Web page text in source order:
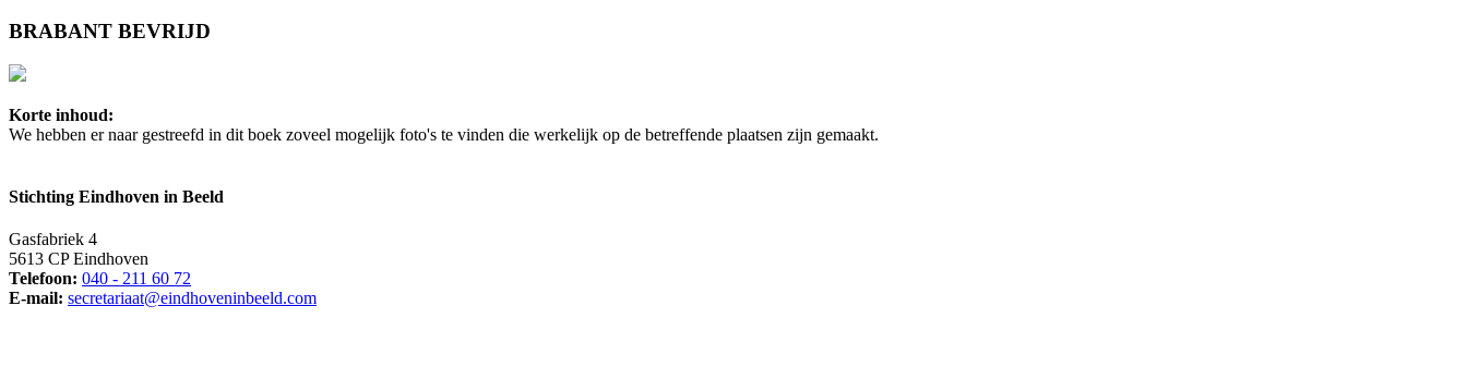
BRABANT BEVRIJD
Korte inhoud:
We hebben er naar gestreefd in dit boek zoveel mogelijk foto's te vinden die werkelijk op de betreffende plaatsen zijn gemaakt.
Stichting Eindhoven in Beeld
Gasfabriek 4
5613 CP Eindhoven
Telefoon: 040 - 211 60 72
E-mail: secretariaat@eindhoveninbeeld.com